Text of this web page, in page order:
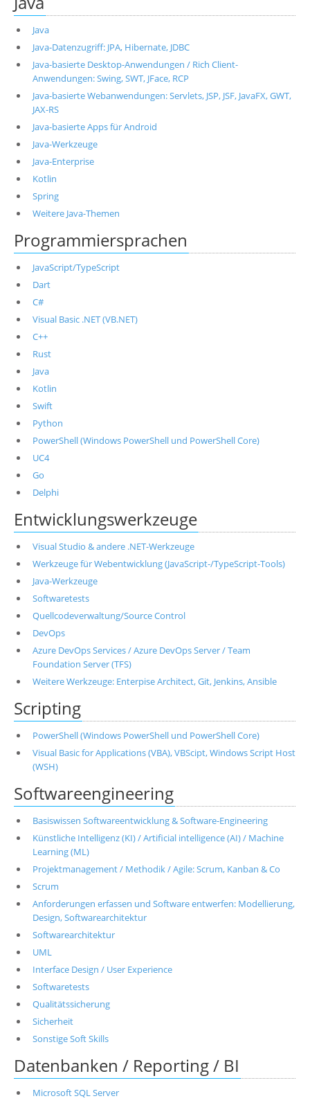
Java
Java-Datenzugriff: JPA, Hibernate, JDBC
Java-basierte Desktop-Anwendungen / Rich Client-
Anwendungen: Swing, SWT, JFace, RCP
Java-basierte Webanwendungen: Servlets, JSP, JSF, JavaFX, GWT,
JAX-RS
Java-basierte Apps für Android
Java-Werkzeuge
Java-Enterprise
Kotlin
Spring
Weitere Java-Themen
Programmiersprachen
JavaScript/TypeScript
Dart
C#
Visual Basic .NET (VB.NET)
C++
Rust
Java
Kotlin
Swift
Python
PowerShell (Windows PowerShell und PowerShell Core)
UC4
Go
Delphi
Entwicklungswerkzeuge
Visual Studio & andere .NET-Werkzeuge
Werkzeuge für Webentwicklung (JavaScript-/TypeScript-Tools)
Java-Werkzeuge
Softwaretests
Quellcodeverwaltung/Source Control
DevOps
Azure DevOps Services / Azure DevOps Server / Team
Foundation Server (TFS)
Weitere Werkzeuge: Enterpise Architect, Git, Jenkins, Ansible
Scripting
PowerShell (Windows PowerShell und PowerShell Core)
Visual Basic for Applications (VBA), VBScipt, Windows Script Host
(WSH)
Softwareengineering
Basiswissen Softwareentwicklung & Software-Engineering
Künstliche Intelligenz (KI) / Artificial intelligence (AI) / Machine
Learning (ML)
Projektmanagement / Methodik / Agile: Scrum, Kanban & Co
Scrum
Anforderungen erfassen und Software entwerfen: Modellierung,
Design, Softwarearchitektur
Softwarearchitektur
UML
Interface Design / User Experience
Softwaretests
Qualitätssicherung
Sicherheit
Sonstige Soft Skills
Datenbanken / Reporting / BI
Microsoft SQL Server